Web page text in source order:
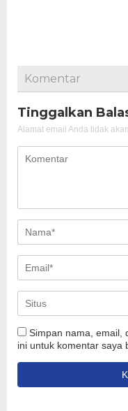
Komentar
Tinggalkan
Alamat email Anda tidak
Simpan nama, email,
ini untuk komentar saya